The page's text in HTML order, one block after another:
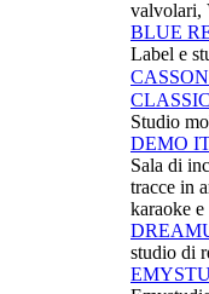
valvolari,
BLUE
Label e
Studio
DEMO
Sala di
tracce in
karaoke e
studio di